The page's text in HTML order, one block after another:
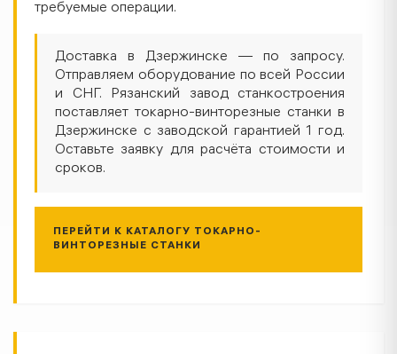
требуемые операции.
Доставка в Дзержинске — по запросу.
Отправляем оборудование по всей России
и СНГ. Рязанский завод станкостроения
поставляет токарно-винторезные станки в
Дзержинске с заводской гарантией 1 год.
Оставьте заявку для расчёта стоимости и
сроков.
ПЕРЕЙТИ К КАТАЛОГУ ТОКАРНО-
ВИНТОРЕЗНЫЕ СТАНКИ